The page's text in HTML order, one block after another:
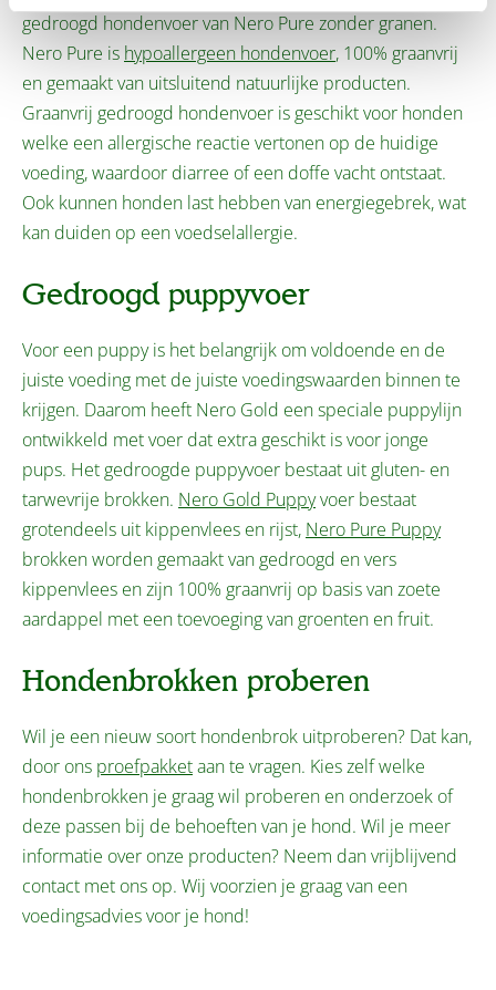
gedroogd hondenvoer van Nero Pure zonder granen.
Nero Pure is hypoallergeen hondenvoer, 100% graanvrij
en gemaakt van uitsluitend natuurlijke producten.
Graanvrij gedroogd hondenvoer is geschikt voor honden
welke een allergische reactie vertonen op de huidige
voeding, waardoor diarree of een doffe vacht ontstaat.
Ook kunnen honden last hebben van energiegebrek, wat
kan duiden op een voedselallergie.
Gedroogd puppyvoer
Voor een puppy is het belangrijk om voldoende en de
juiste voeding met de juiste voedingswaarden binnen te
krijgen. Daarom heeft Nero Gold een speciale puppylijn
ontwikkeld met voer dat extra geschikt is voor jonge
pups. Het gedroogde puppyvoer bestaat uit gluten- en
tarwevrije brokken. Nero Gold Puppyvoer bestaat
grotendeels uit kippenvlees en rijst, Nero Pure Puppy
brokken worden gemaakt van gedroogd en vers
kippenvlees en zijn 100% graanvrij op basis van zoete
aardappel met een toevoeging van groenten en fruit.
Hondenbrokken proberen
Wil je een nieuw soort hondenbrok uitproberen? Dat kan,
door ons proefpakketaan te vragen. Kies zelf welke
hondenbrokken je graag wil proberen en onderzoek of
deze passen bij de behoeften van je hond. Wil je meer
informatie over onze producten? Neem dan vrijblijvend
contact met ons op. Wij voorzien je graag van een
voedingsadvies voor je hond!